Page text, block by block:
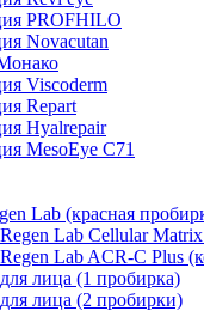
PROFHILO
Novacutan
Viscoderm
Repart
Hyalrepair
MesoEye C71
Lab (красная
Lab Cellular
Lab ACR-C Plus
лица (1 пробирка)
лица (2 пробирки)